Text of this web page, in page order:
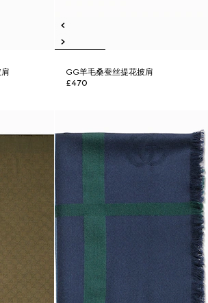
GG羊毛桑蚕丝提花披肩
£470